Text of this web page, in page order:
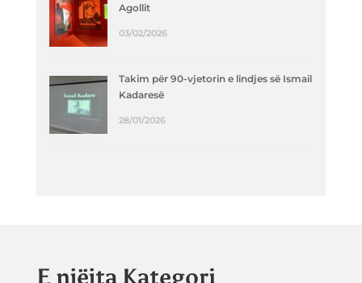
Agollit
03/02/2026
Takim për 90-vjetorin e lindjes së Ismail
Kadaresë
28/01/2026
E njëjta Kategori